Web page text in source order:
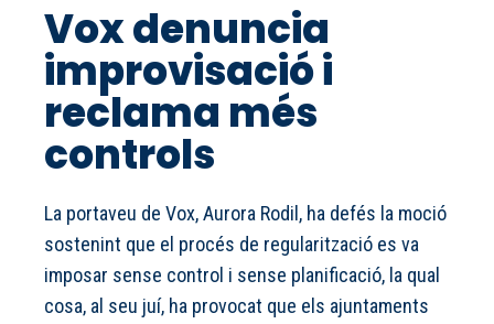
Vox denuncia
improvisació i
reclama més
controls
La portaveu de Vox, Aurora Rodil, ha defés la moció
sostenint que el procés de regularització es va
imposar sense control i sense planificació, la qual
cosa, al seu juí, ha provocat que els ajuntaments